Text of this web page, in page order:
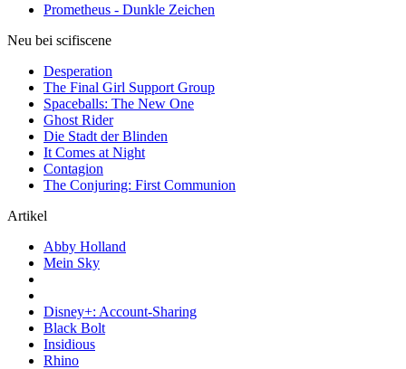
Prometheus - Dunkle Zeichen
Neu bei scifiscene
Desperation
The Final Girl Support Group
Spaceballs: The New One
Ghost Rider
Die Stadt der Blinden
It Comes at Night
Contagion
The Conjuring: First Communion
Artikel
Abby Holland
Mein Sky
Disney+: Account-Sharing
Black Bolt
Insidious
Rhino